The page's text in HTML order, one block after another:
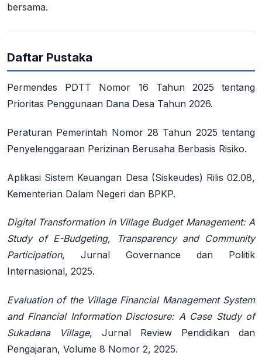
bersama.
Daftar Pustaka
Permendes PDTT Nomor 16 Tahun 2025 tentang
Prioritas Penggunaan Dana Desa Tahun 2026.
Peraturan Pemerintah Nomor 28 Tahun 2025 tentang
Penyelenggaraan Perizinan Berusaha Berbasis Risiko.
Aplikasi Sistem Keuangan Desa (Siskeudes) Rilis 02.08,
Kementerian Dalam Negeri dan BPKP.
Digital Transformation in Village Budget Management: A
Study of E-Budgeting, Transparency and Community
Participation, Jurnal Governance dan Politik
Internasional, 2025.
Evaluation of the Village Financial Management System
and Financial Information Disclosure: A Case Study of
Sukadana Village, Jurnal Review Pendidikan dan
Pengajaran, Volume 8 Nomor 2, 2025.